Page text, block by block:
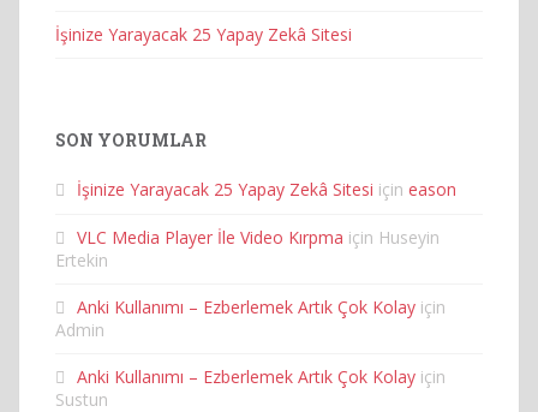
İşinize Yarayacak 25 Yapay Zekâ Sitesi
SON YORUMLAR
İşinize Yarayacak 25 Yapay Zekâ Sitesi için eason
VLC Media Player İle Video Kırpma için Huseyin
Ertekin
Anki Kullanımı – Ezberlemek Artık Çok Kolay için
Admin
Anki Kullanımı – Ezberlemek Artık Çok Kolay için
Sustun